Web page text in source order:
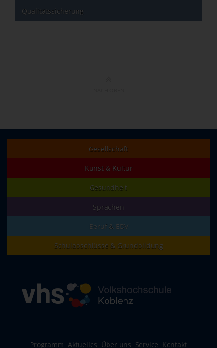
Qualitätssicherung
Gesellschaft
Kunst & Kultur
Gesundheit
Sprachen
Beruf & EDV
Schulabschlüsse & Grundbildung
Programm Aktuelles Über uns Service Kontakt